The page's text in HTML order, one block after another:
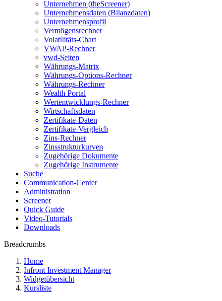
Unternehmen (theScreener)
Unternehmensdaten (Bilanzdaten)
Unternehmensprofil
Vermögensrechner
Volatilitäts-Chart
VWAP-Rechner
vwd-Seiten
Währungs-Matrix
Währungs-Options-Rechner
Währungs-Rechner
Wealth Portal
Wertentwicklungs-Rechner
Wirtschaftsdaten
Zertifikate-Daten
Zertifikate-Vergleich
Zins-Rechner
Zinsstrukturkurven
Zugehörige Dokumente
Zugehörige Instrumente
Suche
Communication-Center
Administration
Screener
Quick Guide
Video-Tutorials
Downloads
Breadcrumbs
Home
Infront Investment Manager
Widgetübersicht
Kursliste